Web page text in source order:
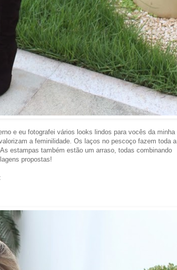
e eu fotografei vários looks lindos para vocês da minha
a feminilidade. Os laços no pescoço fazem toda a
estampas também estão um arraso, todas combinando
propostas!